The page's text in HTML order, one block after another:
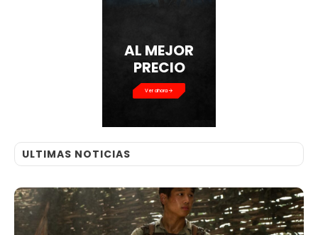
AL MEJOR
PRECIO
Ver ahora
ULTIMAS NOTICIAS